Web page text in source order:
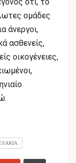
ομάδες
άνεργοι,
ασθενείς,
οικογένειες,